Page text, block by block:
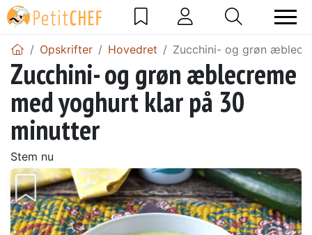
Opskrifter Hovedret Zucchini- og grøn
Zucchini- og grøn æblecreme
med yoghurt klar på 30
minutter
Stem nu